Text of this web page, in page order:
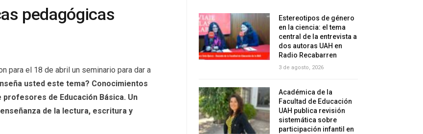
pedagógicas
para el 18 de abril un seminario para dar a
usted este tema? Conocimientos
de Educación Básica. Un
de la lectura, escritura y
Estereotipos de género
en la ciencia: el tema
central de la entrevista a
dos autoras UAH en
Radio Recabarren
3 de agosto, 2026
Académica de la
Facultad de Educación
UAH publica revisión
sistemática sobre
participación infantil en